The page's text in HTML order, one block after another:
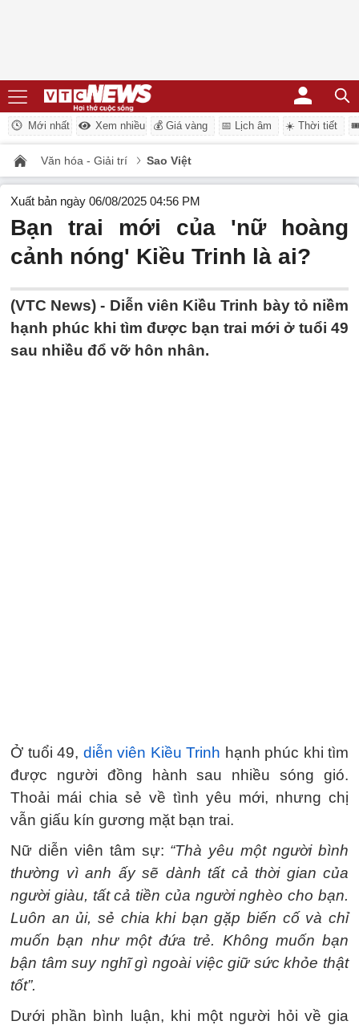
Mới nhất Xem nhiều 💰 Giá vàng 📅 Lịch âm ☀️ Thời tiết
Văn hóa - Giải trí Sao Việt
Xuất bản ngày 06/08/2025 04:56 PM
Bạn trai mới của 'nữ hoàng
cảnh nóng' Kiều Trinh là ai?
(VTC News) - Diễn viên Kiều Trinh bày tỏ niềm
hạnh phúc khi tìm được bạn trai mới ở tuổi 49
sau nhiều đổ vỡ hôn nhân.
Ở tuổi 49, diễn viên Kiều Trinh hạnh phúc khi tìm
được người đồng hành sau nhiều sóng gió.
Thoải mái chia sẻ về tình yêu mới, nhưng chị
vẫn giấu kín gương mặt bạn trai.
Nữ diễn viên tâm sự: “Thà yêu một người bình
thường vì anh ấy sẽ dành tất cả thời gian của
người giàu, tất cả tiền của người nghèo cho bạn.
Luôn an ủi, sẻ chia khi bạn gặp biến cố và chỉ
muốn bạn như một đứa trẻ. Không muốn bạn
bận tâm suy nghĩ gì ngoài việc giữ sức khỏe thật
tốt”.
Dưới phần bình luận, khi một người hỏi về gia